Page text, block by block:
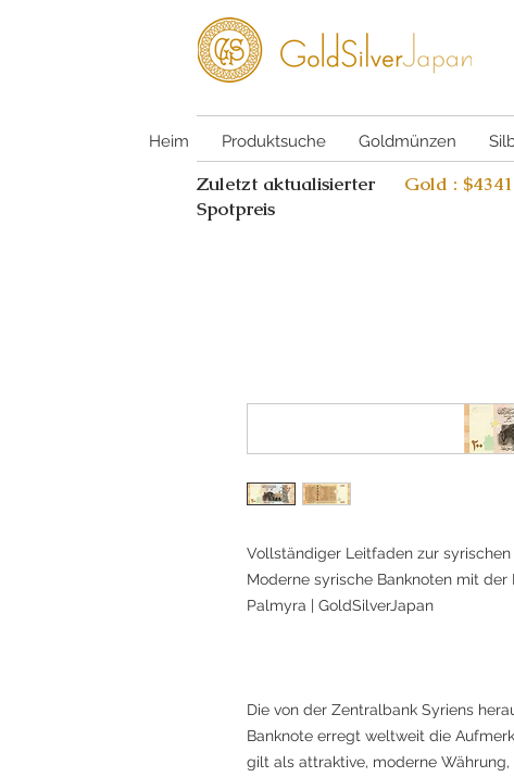
Heim Produktsuche Goldmünzen
Zuletzt aktualisierter
Spotpreis
Gold :
Vollständiger Leitfaden zur syrischen
Moderne syrische Banknoten mit
Palmyra | GoldSilverJapan
Die von der Zentralbank Syriens
Banknote erregt weltweit die
gilt als attraktive, moderne